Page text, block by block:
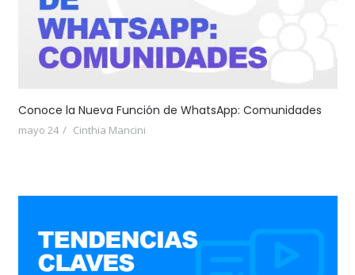
Conoce la Nueva Función de WhatsApp: Comunidades
mayo 24 Cinthia Mancini